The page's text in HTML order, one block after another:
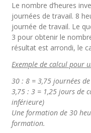
Le nombre d’heures
journées de travail. 8
journée de travail. Le
3 pour obtenir le
résultat est arrondi, le
Exemple de calcul pour
30 : 8 = 3,75 journées
3,75 : 3 = 1,25 jours de
inférieure)
Une formation de 30
formation.